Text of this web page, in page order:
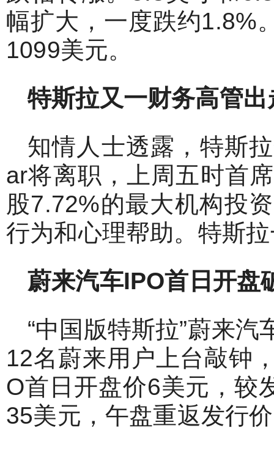
幅扩大，一度跌约1.8%
1099美元。
特斯拉又一财务高管出
知情人士透露，特斯
ar将离职，上周五时首
股7.72%的最大机构投
行为和心理帮助。特斯
蔚来汽车IPO首日开盘
“中国版特斯拉”蔚来
12名蔚来用户上台敲钟
O首日开盘价6美元，较
35美元，午盘重返发行